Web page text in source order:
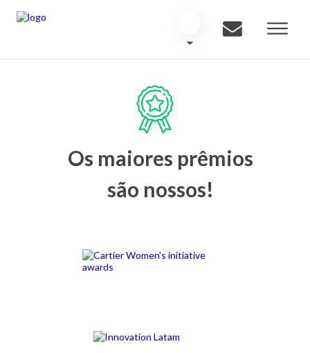
Os maiores prêmios
são nossos!